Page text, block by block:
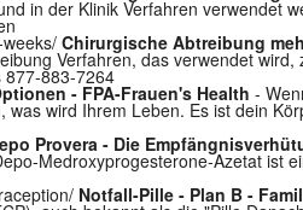
in der Klinik Verfahren verwendet
Chirurgische Abtreibung
Verfahren, das verwendet wird,
877-883-7264
- FPA-Frauen's Health -
wird Ihrem Leben. Es ist dein
Provera - Die
Medroxyprogesterone-Azetat ist
Notfall-Pille - Plan B -